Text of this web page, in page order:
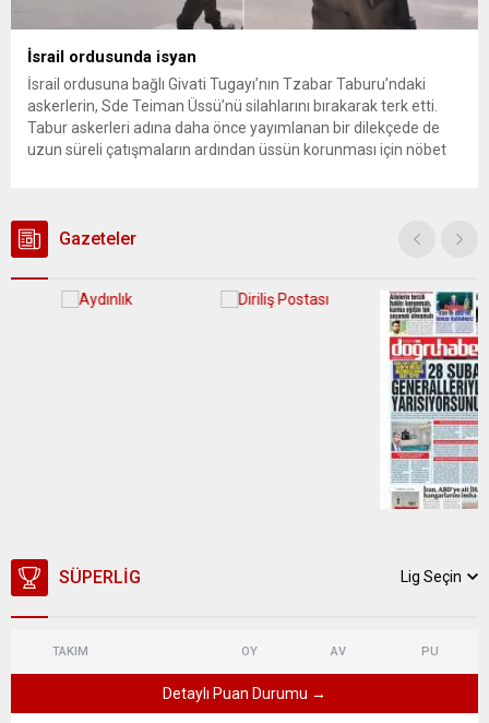
İsrail ordusunda isyan
İsrail ordusuna bağlı Givati Tugayı’nın Tzabar Taburu’ndaki
askerlerin, Sde Teiman Üssü’nü silahlarını bırakarak terk etti.
Tabur askerleri adına daha önce yayımlanan bir dilekçede de
uzun süreli çatışmaların ardından üssün korunması için nöbet
Gazeteler
SÜPERLIG Lig Seçin
TAKIM OY AV PU
Detaylı Puan Durumu →